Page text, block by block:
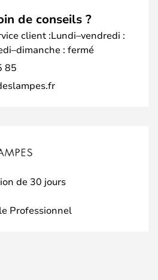
de conseils ?
client :Lundi–vendredi :
: fermé
85
de 30 jours
Professionnel